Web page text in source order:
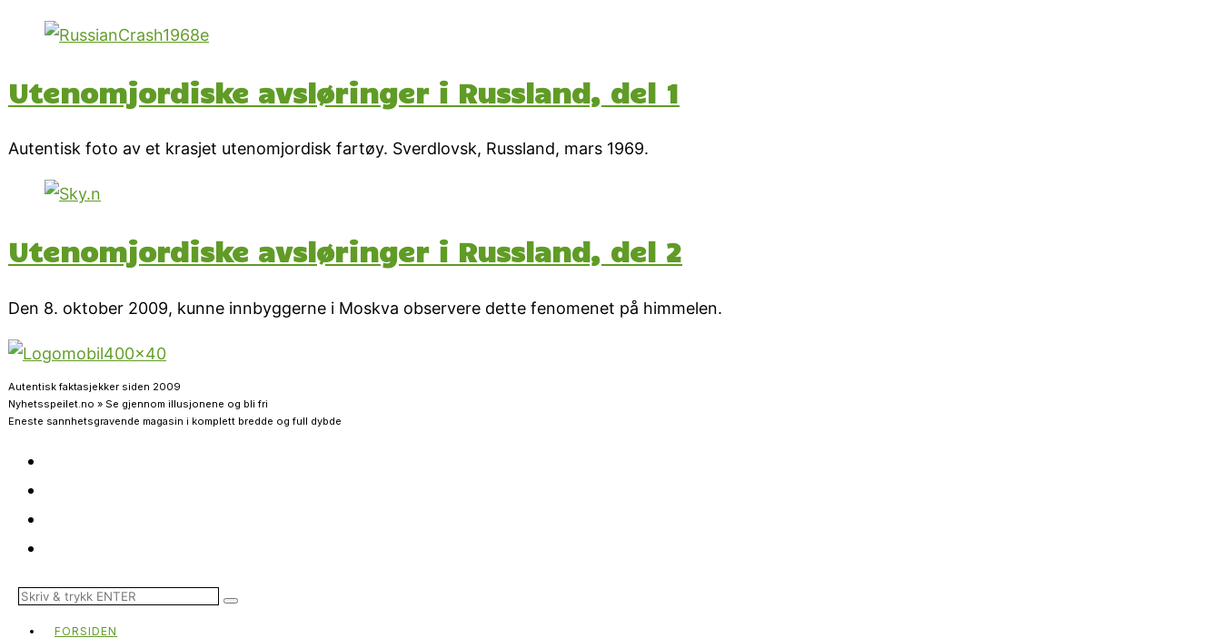
Utenomjordiske avsløringer i Russland, del 1
Autentisk foto av et krasjet utenomjordisk fartøy. Sverdlovsk, Russland, mars 1969.
Utenomjordiske avsløringer i Russland, del 2
Den 8. oktober 2009, kunne innbyggerne i Moskva observere dette fenomenet på himmelen.
Autentisk faktasjekker siden 2009
Nyhetsspeilet.no » Se gjennom illusjonene og bli fri
Eneste sannhetsgravende magasin i komplett bredde og full dybde
FORSIDEN